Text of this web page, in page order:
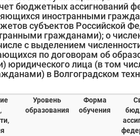
бюджетных ассигнований
иностранными
субъектов Российской
гражданами); о
с выделением
по договорам об
юридического лица (в том
в Волгоградском
Уровень
образования
Форма
обучения